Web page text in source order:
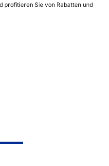
profitieren Sie von Rabatten und